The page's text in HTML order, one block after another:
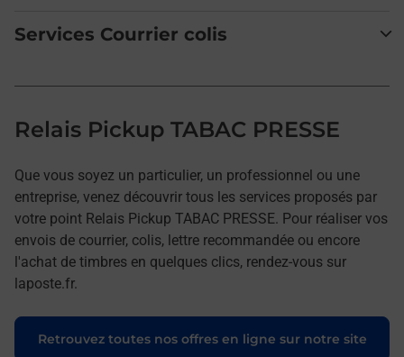
Services Courrier colis
Relais Pickup TABAC PRESSE
Que vous soyez un particulier, un professionnel ou une
entreprise, venez découvrir tous les services proposés par
votre point Relais Pickup TABAC PRESSE. Pour réaliser vos
envois de courrier, colis, lettre recommandée ou encore
l'achat de timbres en quelques clics, rendez-vous sur
laposte.fr.
Retrouvez toutes nos offres en ligne sur notre site